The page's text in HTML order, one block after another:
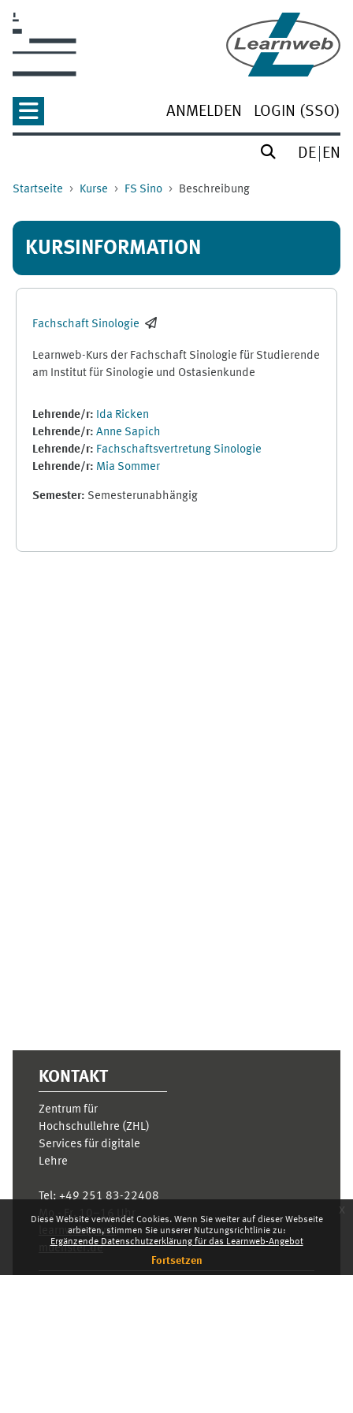
Diese Website verwendet Cookies. Wenn Sie weiter auf dieser Webseite
arbeiten, stimmen Sie unserer Nutzungsrichtlinie zu:
Ergänzende Datenschutzerklärung für das Learnweb-Angebot
Fortsetzen
x
ANMELDEN LOGIN (SSO)
DE EN
Startseite Kurse FS Sino Beschreibung
KURSINFORMATION
Fachschaft Sinologie
Learnweb-Kurs der Fachschaft Sinologie für Studierende
am Institut für Sinologie und Ostasienkunde
Lehrende/r: Ida Ricken
Lehrende/r: Anne Sapich
Lehrende/r: Fachschaftsvertretung Sinologie
Lehrende/r: Mia Sommer
Semester: Semesterunabhängig
KONTAKT
Zentrum für
Hochschullehre (ZHL)
Services für digitale
Lehre
Tel:+49 251 83-22408
Mo.- Fr. 10–16 Uhr
learnweb@uni-
muenster.de